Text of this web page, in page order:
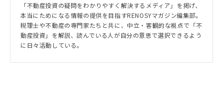
「不動産投資の疑問をわかりやすく解決するメディア」を掲げ、
本当にためになる情報の提供を目指すRENOSYマガジン編集部。
税理士や不動産の専門家たちと共に、中立・客観的な視点で「不
動産投資」を解説、読んでいる人が自分の意思で選択できるよう
に日々活動している。